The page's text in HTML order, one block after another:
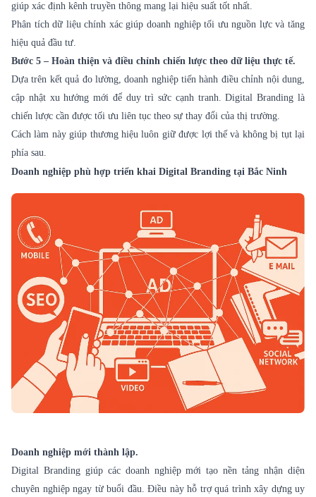
giúp xác định kênh truyền thông mang lại hiệu suất tốt nhất.
Phân tích dữ liệu chính xác giúp doanh nghiệp tối ưu nguồn lực và tăng
hiệu quả đầu tư.
Bước 5 – Hoàn thiện và điều chỉnh chiến lược theo dữ liệu thực tế.
Dựa trên kết quả đo lường, doanh nghiệp tiến hành điều chỉnh nội dung,
cập nhật xu hướng mới để duy trì sức cạnh tranh. Digital Branding là
chiến lược cần được tối ưu liên tục theo sự thay đổi của thị trường.
Cách làm này giúp thương hiệu luôn giữ được lợi thế và không bị tụt lại
phía sau.
Doanh nghiệp phù hợp triển khai Digital Branding tại Bắc Ninh
Doanh nghiệp mới thành lập.
Digital Branding giúp các doanh nghiệp mới tạo nền tảng nhận diện
chuyên nghiệp ngay từ buổi đầu. Điều này hỗ trợ quá trình xây dựng uy